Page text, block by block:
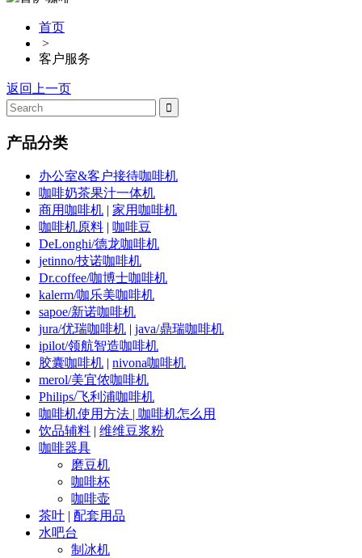
首页
>
客户服务
返回上一页
产品分类
办公室&客户接待咖啡机
咖啡奶茶果汁一体机
商用咖啡机 | 家用咖啡机
咖啡机原料 | 咖啡豆
DeLonghi/德龙咖啡机
jetinno/技诺咖啡机
Dr.coffee/咖博士咖啡机
kalerm/咖乐美咖啡机
sapoe/新诺咖啡机
jura/优瑞咖啡机 | java/鼎瑞咖啡机
ipilot/领航智造咖啡机
胶囊咖啡机 | nivona咖啡机
merol/美宜侬咖啡机
Philips/飞利浦咖啡机
咖啡机使用方法 | 咖啡机怎么用
饮品辅料 | 维维豆浆粉
咖啡器具
磨豆机
咖啡杯
咖啡壶
茶叶 | 配套用品
水吧台
制冰机